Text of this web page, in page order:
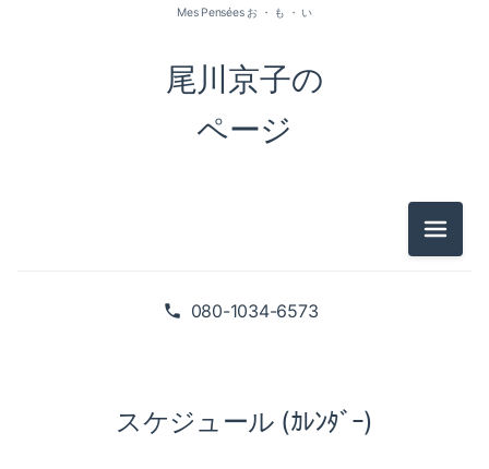
080-1034-6573
尾川京子の
ページ
Mes Pensées お ・ も ・ い
メニュ
スケジュール (ｶﾚﾝﾀﾞｰ)